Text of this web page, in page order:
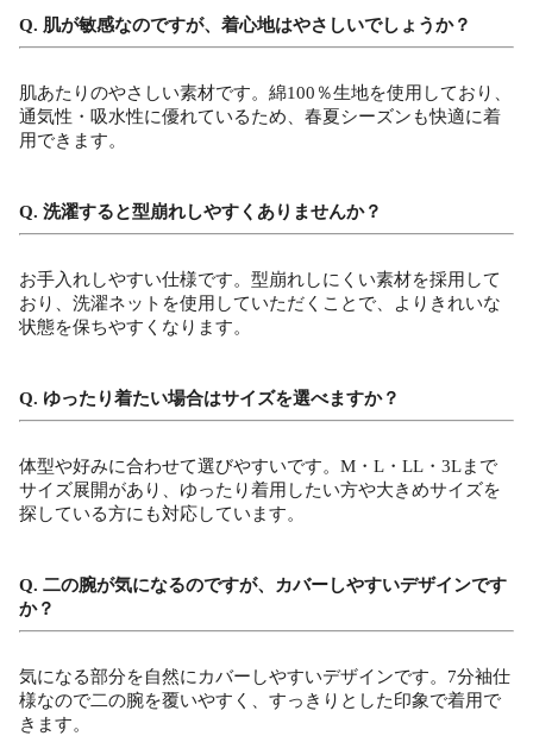
Q. 肌が敏感なのですが、着心地はやさしいでしょうか？
肌あたりのやさしい素材です。綿100％生地を使用しており、
通気性・吸水性に優れているため、春夏シーズンも快適に着
用できます。
Q. 洗濯すると型崩れしやすくありませんか？
お手入れしやすい仕様です。型崩れしにくい素材を採用して
おり、洗濯ネットを使用していただくことで、よりきれいな
状態を保ちやすくなります。
Q. ゆったり着たい場合はサイズを選べますか？
体型や好みに合わせて選びやすいです。M・L・LL・3Lまで
サイズ展開があり、ゆったり着用したい方や大きめサイズを
探している方にも対応しています。
Q. 二の腕が気になるのですが、カバーしやすいデザインです
か？
気になる部分を自然にカバーしやすいデザインです。7分袖仕
様なので二の腕を覆いやすく、すっきりとした印象で着用で
きます。